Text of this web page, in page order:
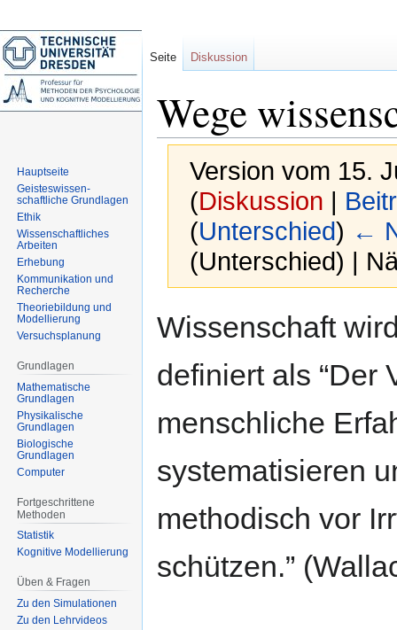
Wege
Version vom 15.
(Diskussion |
(Unterschied) ←
(Unterschied) |
Navigation
Suche
Wissenschaft
definiert als “Der
menschliche
systematisieren
methodisch vor
schützen.”
Seite Diskussion
Hauptseite
Geisteswissen-
schaftliche Grundlagen
Ethik
Wissenschaftliches
Arbeiten
Erhebung
Kommunikation und
Recherche
Theoriebildung und
Modellierung
Versuchsplanung
Grundlagen
Mathematische
Grundlagen
Physikalische
Grundlagen
Biologische
Grundlagen
Computer
Fortgeschrittene
Methoden
Statistik
Kognitive Modellierung
Üben & Fragen
Zu den Simulationen
Zu den Lehrvideos